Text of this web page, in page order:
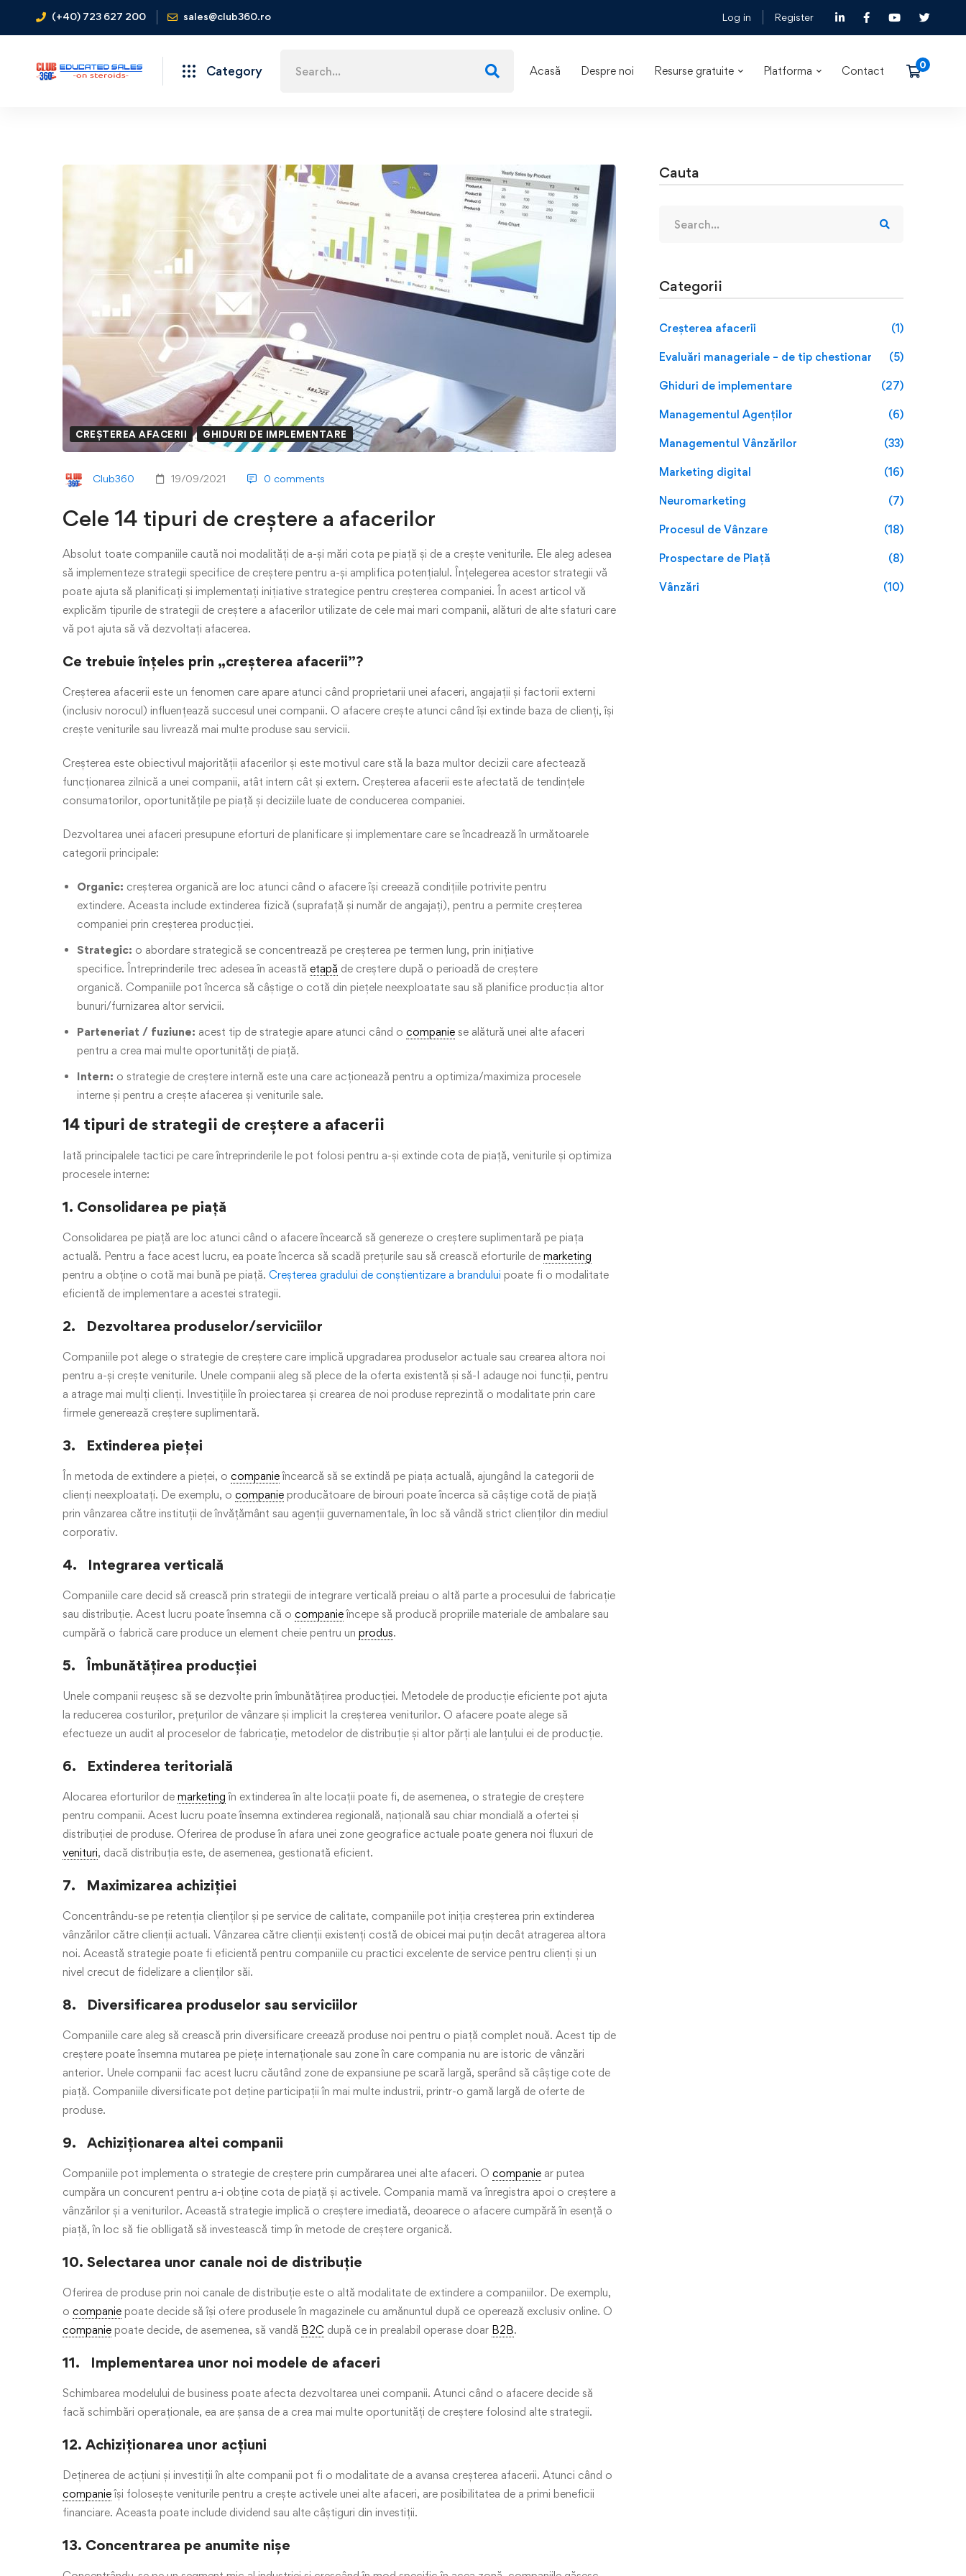
(+40) 723 627 200 sales@club360.ro Log in Register
Category Acasă Despre noi Resurse gratuite Platforma Contact
CREȘTEREA AFACERII GHIDURI DE IMPLEMENTARE
Club360 19/09/2021 0 comments
Cele 14 tipuri de creștere a afacerilor
Absolut toate companiile caută noi modalități de a-și mări cota pe piață și de a crește veniturile. Ele aleg adesea
să implementeze strategii specifice de creștere pentru a-și amplifica potențialul. Înțelegerea acestor strategii vă
poate ajuta să planificați și implementați inițiative strategice pentru creșterea companiei. În acest articol vă
explicăm tipurile de strategii de creștere a afacerilor utilizate de cele mai mari companii, alături de alte sfaturi care
vă pot ajuta să vă dezvoltați afacerea.
Ce trebuie înțeles prin „creșterea afacerii”?
Creșterea afacerii este un fenomen care apare atunci când proprietarii unei afaceri, angajații și factorii externi
(inclusiv norocul) influențează succesul unei companii. O afacere crește atunci când își extinde baza de clienți, își
crește veniturile sau livrează mai multe produse sau servicii.
Creșterea este obiectivul majorității afacerilor și este motivul care stă la baza multor decizii care afectează
funcționarea zilnică a unei companii, atât intern cât și extern. Creșterea afacerii este afectată de tendințele
consumatorilor, oportunitățile pe piață și deciziile luate de conducerea companiei.
Dezvoltarea unei afaceri presupune eforturi de planificare și implementare care se încadrează în următoarele
categorii principale:
Organic: creșterea organică are loc atunci când o afacere își creează condițiile potrivite pentru
extindere. Aceasta include extinderea fizică (suprafață și număr de angajați), pentru a permite creșterea
companiei prin creșterea producției.
Strategic: o abordare strategică se concentrează pe creșterea pe termen lung, prin inițiative
specifice. Întreprinderile trec adesea în această etapă de creștere după o perioadă de creștere
organică. Companiile pot încerca să câștige o cotă din piețele neexploatate sau să planifice producția altor
bunuri/furnizarea altor servicii.
Parteneriat / fuziune: acest tip de strategie apare atunci când o companie se alătură unei alte afaceri
pentru a crea mai multe oportunități de piață.
Intern: o strategie de creștere internă este una care acționează pentru a optimiza/maximiza procesele
interne și pentru a crește afacerea și veniturile sale.
14 tipuri de strategii de creștere a afacerii
Iată principalele tactici pe care întreprinderile le pot folosi pentru a-și extinde cota de piață, veniturile și optimiza
procesele interne:
1. Consolidarea pe piață
Consolidarea pe piață are loc atunci când o afacere încearcă să genereze o creștere suplimentară pe piața
actuală. Pentru a face acest lucru, ea poate încerca să scadă prețurile sau să crească eforturile de marketing
pentru a obține o cotă mai bună pe piață. Creșterea gradului de conștientizare a brandului poate fi o modalitate
eficientă de implementare a acestei strategii.
2. Dezvoltarea produselor/serviciilor
Companiile pot alege o strategie de creștere care implică upgradarea produselor actuale sau crearea altora noi
pentru a-și crește veniturile. Unele companii aleg să plece de la oferta existentă și să-I adauge noi funcții, pentru
a atrage mai mulți clienți. Investițiile în proiectarea și crearea de noi produse reprezintă o modalitate prin care
firmele generează creștere suplimentară.
3. Extinderea pieței
În metoda de extindere a pieței, o companieîncearcă să se extindă pe piața actuală, ajungând la categorii de
clienți neexploatați. De exemplu, o companie producătoare de birouri poate încerca să câștige cotă de piață
prin vânzarea către instituții de învățământ sau agenții guvernamentale, în loc să vândă strict clienților din mediul
corporativ.
4. Integrarea verticală
Companiile care decid să crească prin strategii de integrare verticală preiau o altă parte a procesului de fabricație
sau distribuție. Acest lucru poate însemna că o companieîncepe să producă propriile materiale de ambalare sau
cumpără o fabrică care produce un element cheie pentru un produs.
5. Îmbunătățirea producției
Unele companii reușesc să se dezvolte prin îmbunătățirea producției. Metodele de producție eficiente pot ajuta
la reducerea costurilor, prețurilor de vânzare și implicit la creșterea veniturilor. O afacere poate alege să
efectueze un audit al proceselor de fabricație, metodelor de distribuție și altor părți ale lanțului ei de producție.
6. Extinderea teritorială
Alocarea eforturilor de marketing în extinderea în alte locații poate fi, de asemenea, o strategie de creștere
pentru companii. Acest lucru poate însemna extinderea regională, națională sau chiar mondială a ofertei și
distribuției de produse. Oferirea de produse în afara unei zone geografice actuale poate genera noi fluxuri de
venituri, dacă distribuția este, de asemenea, gestionată eficient.
7. Maximizarea achiziției
Concentrându-se pe retenția clienților și pe service de calitate, companiile pot iniția creșterea prin extinderea
vânzărilor către clienții actuali. Vânzarea către clienții existenți costă de obicei mai puțin decât atragerea altora
noi. Această strategie poate fi eficientă pentru companiile cu practici excelente de service pentru clienți și un
nivel crecut de fidelizare a clienților săi.
8. Diversificarea produselor sau serviciilor
Companiile care aleg să crească prin diversificare creează produse noi pentru o piață complet nouă. Acest tip de
creștere poate însemna mutarea pe piețe internaționale sau zone în care compania nu are istoric de vânzări
anterior. Unele companii fac acest lucru căutând zone de expansiune pe scară largă, sperând să câștige cote de
piață. Companiile diversificate pot deține participații în mai multe industrii, printr-o gamă largă de oferte de
produse.
9. Achiziționarea altei companii
Companiile pot implementa o strategie de creștere prin cumpărarea unei alte afaceri. O companie ar putea
cumpăra un concurent pentru a-i obține cota de piață și activele. Compania mamă va înregistra apoi o creștere a
vânzărilor și a veniturilor. Această strategie implică o creștere imediată, deoarece o afacere cumpără în esență o
piață, în loc să fie oblligată să investească timp în metode de creștere organică.
10. Selectarea unor canale noi de distribuție
Oferirea de produse prin noi canale de distribuție este o altă modalitate de extindere a companiilor. De exemplu,
o companie poate decide să își ofere produsele în magazinele cu amănuntul după ce operează exclusiv online. O
companie poate decide, de asemenea, să vandă B2C după ce in prealabil operase doar B2B.
11. Implementarea unor noi modele de afaceri
Schimbarea modelului de business poate afecta dezvoltarea unei companii. Atunci când o afacere decide să
facă schimbări operaționale, ea are șansa de a crea mai multe oportunități de creștere folosind alte strategii.
12. Achiziționarea unor acțiuni
Deținerea de acțiuni și investiții în alte companii pot fi o modalitate de a avansa creșterea afacerii. Atunci când o
companieîși folosește veniturile pentru a crește activele unei alte afaceri, are posibilitatea de a primi beneficii
financiare. Aceasta poate include dividend sau alte câștiguri din investiții.
13. Concentrarea pe anumite nișe
Cauta
Categorii
Creșterea afacerii (1)
Evaluări manageriale – de tip chestionar (5)
Ghiduri de implementare (27)
Managementul Agenților (6)
Managementul Vânzărilor (33)
Marketing digital (16)
Neuromarketing (7)
Procesul de Vânzare (18)
Prospectare de Piață (8)
Vânzări (10)